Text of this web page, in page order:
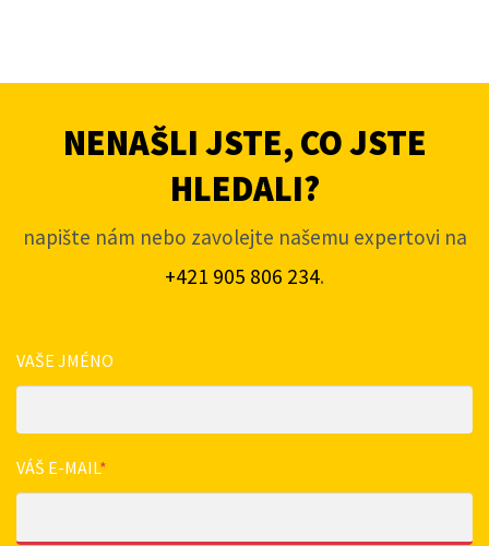
NENAŠLI JSTE, CO JSTE
HLEDALI?
napište nám nebo zavolejte našemu expertovi na
+421 905 806 234.
VAŠE JMÉNO
VÁŠ E-MAIL*